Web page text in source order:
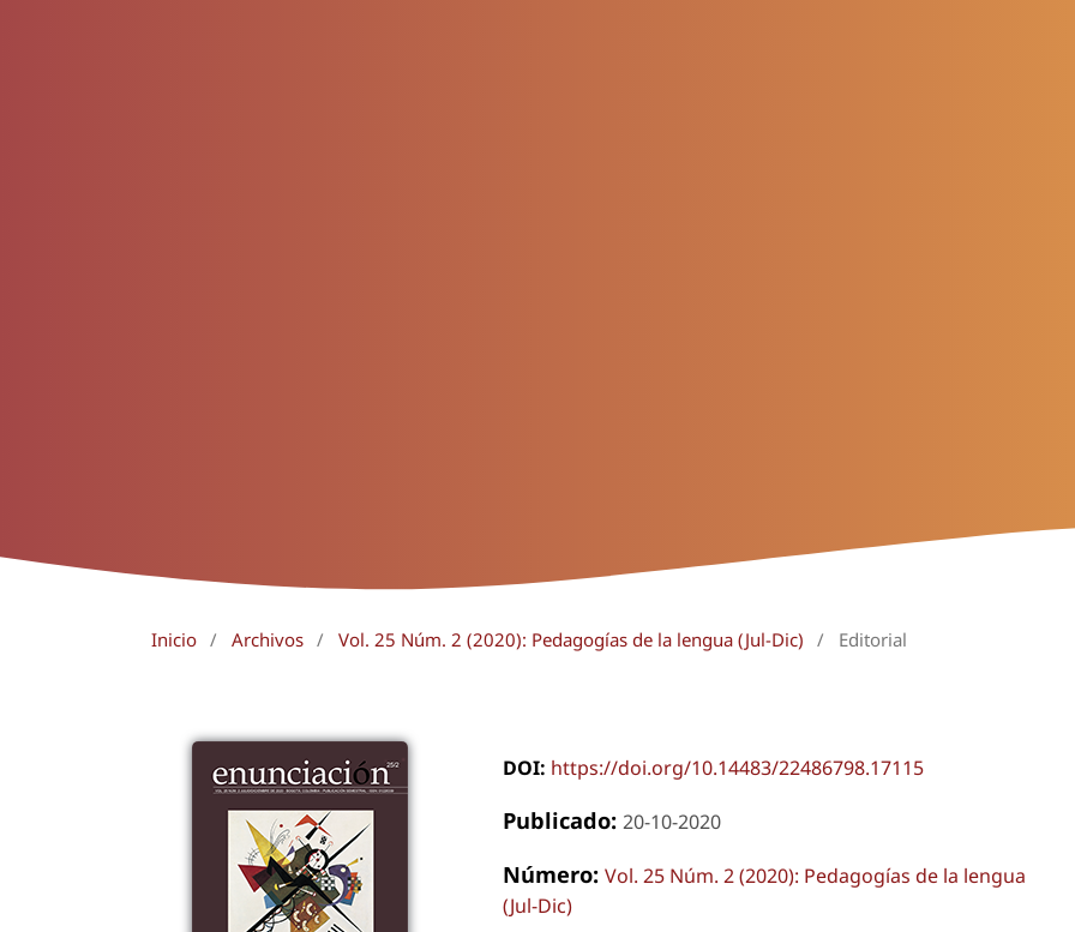
Inicio / Archivos / Vol. 25 Núm. 2 (2020): Pedagogías de la lengua (Jul-Dic) / Editorial
DOI: https://doi.org/10.14483/22486798.17115
Publicado: 20-10-2020
Número: Vol. 25 Núm. 2 (2020): Pedagogías de la lengua
(Jul-Dic)